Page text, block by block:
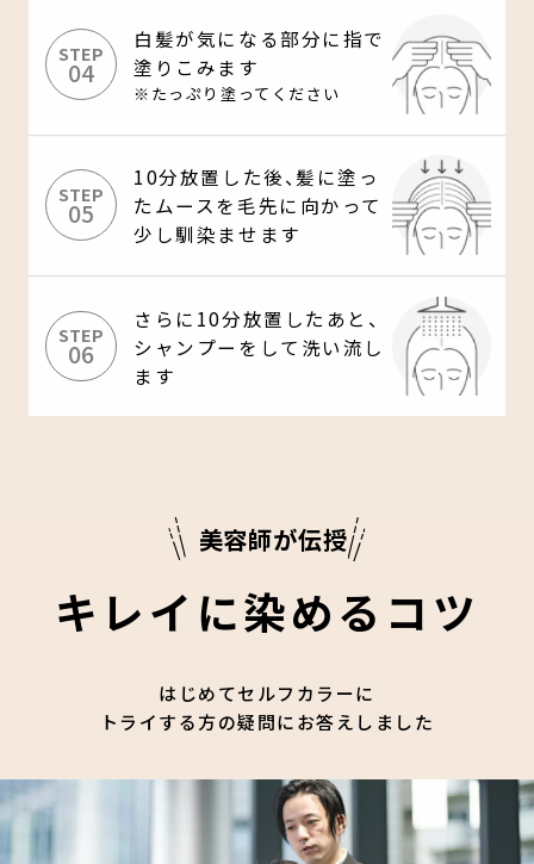
STEP
04
白髪が気になる部分に指で
塗りこみます
※たっぷり塗ってください
STEP
05
10分放置した後、髪に塗っ
たムースを毛先に向かって
少し馴染ませます
STEP
06
さらに10分放置したあと、
シャンプーをして洗い流し
ます
美容師が伝授
キレイに染めるコツ
はじめてセルフカラーに
トライする方の疑問にお答えしました